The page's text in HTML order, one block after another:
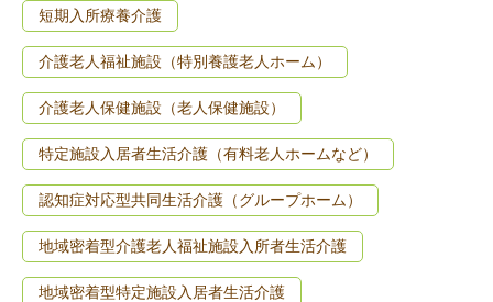
短期入所療養介護
介護老人福祉施設（特別養護老人ホーム）
介護老人保健施設（老人保健施設）
特定施設入居者生活介護（有料老人ホームなど）
認知症対応型共同生活介護（グループホーム）
地域密着型介護老人福祉施設入所者生活介護
地域密着型特定施設入居者生活介護